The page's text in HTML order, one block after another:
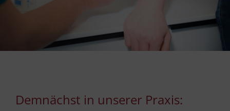
Demnächst in unserer Praxis: